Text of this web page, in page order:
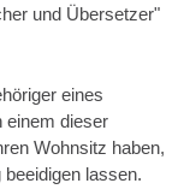
und Übersetzer"
eines
einem dieser
Wohnsitz haben,
lassen.